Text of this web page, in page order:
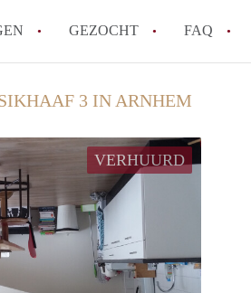
GEZOCHT FAQ
Wat is AppartementenArnhem?
Hoeveel kost het om te reageren op een
Wat is de privacyverklaring van
Berekent AppartementenArnhem
makelaarsvergoeding/
Alle veelgestelde vragen
3 IN ARNHEM
VERHUURD